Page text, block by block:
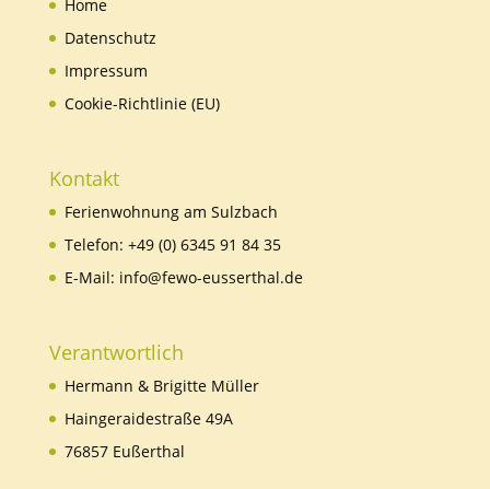
Home
Datenschutz
Impressum
Cookie-Richtlinie (EU)
Kontakt
Ferienwohnung am Sulzbach
Telefon: +49 (0) 6345 91 84 35
E-Mail: info@fewo-eusserthal.de
Verantwortlich
Hermann & Brigitte Müller
Haingeraidestraße 49A
76857 Eußerthal